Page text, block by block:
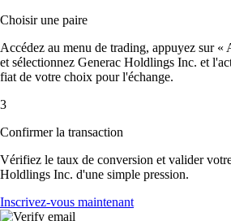
Choisir une paire
Accédez au menu de trading, appuyez sur «
et sélectionnez Generac Holdlings Inc. et
fiat de votre choix pour l'échange.
3
Confirmer la transaction
Vérifiez le taux de conversion et valider
Holdlings Inc. d'une simple pression.
Inscrivez-vous maintenant